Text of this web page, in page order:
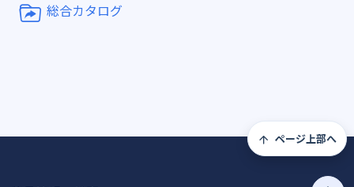
総合カタログ
ページ上部へ